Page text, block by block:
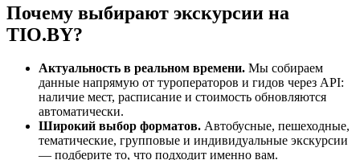
Почему выбирают экскурсии на
TIO.BY?
Актуальность в реальном времени. Мы собираем
данные напрямую от туроператоров и гидов через API:
наличие мест, расписание и стоимость обновляются
автоматически.
Широкий выбор форматов. Автобусные, пешеходные,
тематические, групповые и индивидуальные экскурсии
— подберите то, что подходит именно вам.